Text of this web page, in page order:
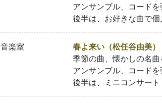
アンサンブル、コードを
後半は、お好きな曲で
音楽室
春よ来い（松任谷由美
季節の曲、懐かしの名
アンサンブル、コードを
後半は、ミニコンサート